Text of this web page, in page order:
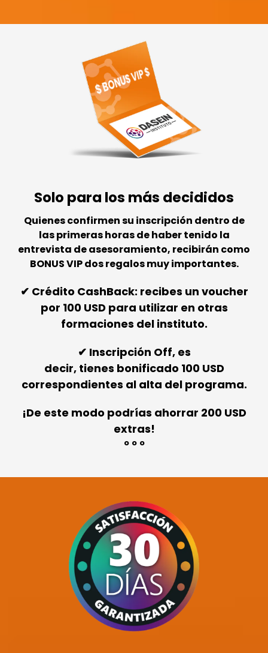
Solo para los más decididos
Quienes confirmen su inscripción dentro de
las primeras horas de haber tenido la
entrevista de asesoramiento, recibirán como
BONUS VIP dos regalos muy importantes.
✔︎ Crédito CashBack: recibes un voucher
por 100 USD para utilizar en otras
formaciones del instituto.
✔︎ Inscripción Off, es
decir, tienes bonificado 100 USD
correspondientes al alta del programa.
¡De este modo podrías ahorrar 200 USD
extras!
º º º